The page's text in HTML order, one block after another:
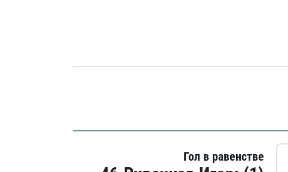
Гол в равенстве